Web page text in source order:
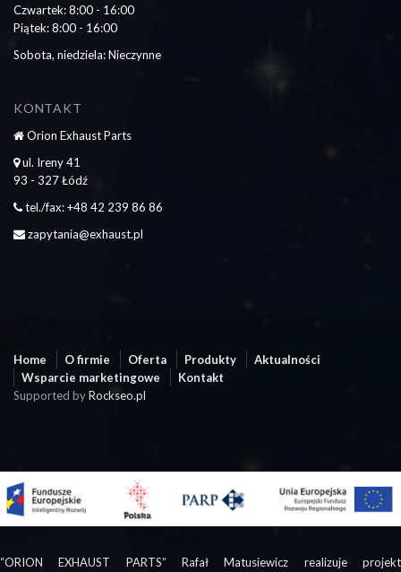
Czwartek: 8:00 - 16:00
Piątek: 8:00 - 16:00
Sobota, niedziela: Nieczynne
KONTAKT
Orion Exhaust Parts
ul. Ireny 41
93 - 327 Łódź
tel./fax: +48 42 239 86 86
zapytania@exhaust.pl
Home O firmie Oferta Produkty
Aktualności
Wsparcie marketingowe
Kontakt
Supported byRockseo.pl
“ORION EXHAUST PARTS” Rafał Matusiewicz realizuje projekt